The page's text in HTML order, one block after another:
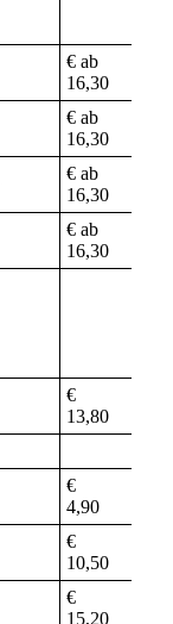
€ ab
16,30
€ ab
16,30
€ ab
16,30
€ ab
16,30
€
13,80
€
4,90
€
10,50
€
15,20